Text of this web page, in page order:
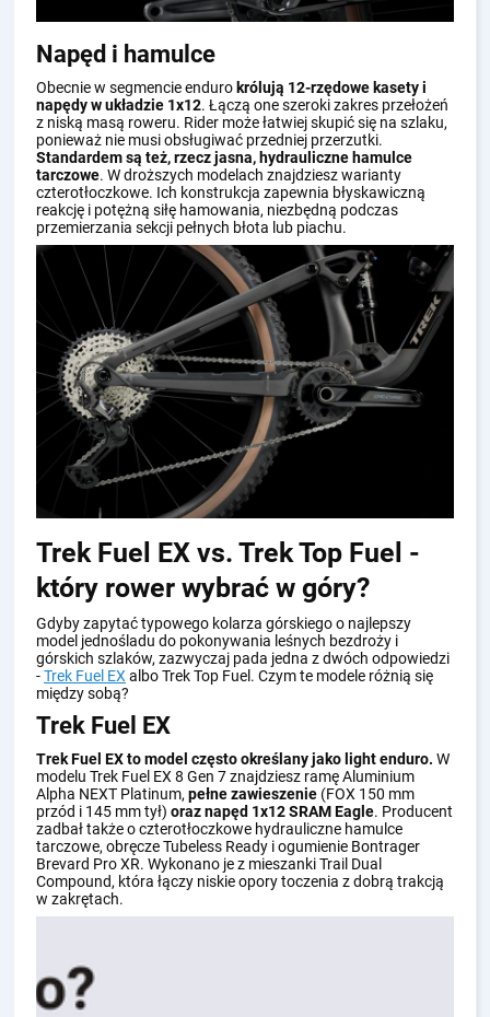
Napęd i hamulce
Obecnie w segmencie enduro królują 12-rzędowe kasety i
napędy w układzie 1x12. Łączą one szeroki zakres przełożeń
z niską masą roweru. Rider może łatwiej skupić się na szlaku,
ponieważ nie musi obsługiwać przedniej przerzutki.
Standardem są też, rzecz jasna, hydrauliczne hamulce
tarczowe. W droższych modelach znajdziesz warianty
czterotłoczkowe. Ich konstrukcja zapewnia błyskawiczną
reakcję i potężną siłę hamowania, niezbędną podczas
przemierzania sekcji pełnych błota lub piachu.
Trek Fuel EX vs. Trek Top Fuel -
który rower wybrać w góry?
Gdyby zapytać typowego kolarza górskiego o najlepszy
model jednośladu do pokonywania leśnych bezdroży i
górskich szlaków, zazwyczaj pada jedna z dwóch odpowiedzi
-Trek Fuel EX albo Trek Top Fuel. Czym te modele różnią się
między sobą?
Trek Fuel EX
Trek Fuel EX to model często określany jako light enduro. W
modelu Trek Fuel EX 8 Gen 7 znajdziesz ramę Aluminium
Alpha NEXT Platinum, pełne zawieszenie (FOX 150 mm
przód i 145 mm tył) oraz napęd 1x12 SRAM Eagle. Producent
zadbał także o czterotłoczkowe hydrauliczne hamulce
tarczowe, obręcze Tubeless Ready i ogumienie Bontrager
Brevard Pro XR. Wykonano je z mieszanki Trail Dual
Compound, która łączy niskie opory toczenia z dobrą trakcją
w zakrętach.